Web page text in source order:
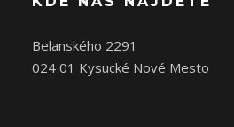
Belanského 2291
024 01 Kysucké Nové Mesto